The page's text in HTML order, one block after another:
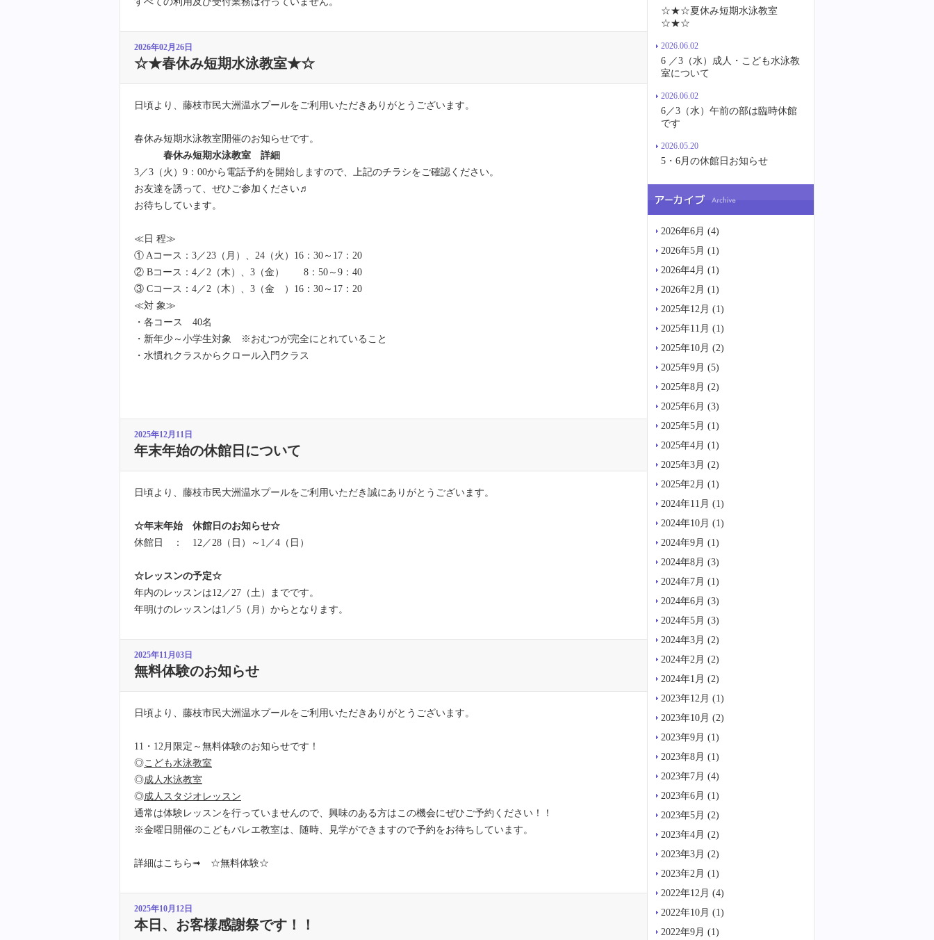
2026年02月26日
☆★春休み短期水泳教室★☆
日頃より、藤枝市民大洲温水プールをご利用いただきありがとうございます。
春休み短期水泳教室開催のお知らせです。
春休み短期水泳教室 詳細
3／3（火）9：00から電話予約を開始しますので、上記のチラシをご確認ください。
お友達を誘って、ぜひご参加ください♬
お待ちしています。
≪日 程≫
① Aコース：3／23（月）、24（火）16：30～17：20
② Bコース：4／2（木）、3（金） 8：50～9：40
③ Cコース：4／2（木）、3（金 ）16：30～17：20
≪対 象≫
・各コース 40名
・新年少～小学生対象 ※おむつが完全にとれていること
・水慣れクラスからクロール入門クラス
2025年12月11日
年末年始の休館日について
日頃より、藤枝市民大洲温水プールをご利用いただき誠にありがとうございます。
☆年末年始 休館日のお知らせ☆
休館日 ： 12／28（日）～1／4（日）
☆レッスンの予定☆
年内のレッスンは12／27（土）までです。
年明けのレッスンは1／5（月）からとなります。
2025年11月03日
無料体験のお知らせ
日頃より、藤枝市民大洲温水プールをご利用いただきありがとうございます。
11・12月限定～無料体験のお知らせです！
◎こども水泳教室
◎成人水泳教室
◎成人スタジオレッスン
通常は体験レッスンを行っていませんので、興味のある方はこの機会にぜひご予約ください！！
※金曜日開催のこどもバレエ教室は、随時、見学ができますので予約をお待ちしています。
詳細はこちら➟ ☆無料体験☆
2025年10月12日
本日、お客様感謝祭です！！
☆★☆夏休み短期水泳教室
☆★☆
2026.06.02
6 ／3（水）成人・こども水泳教
室について
2026.06.02
6／3（水）午前の部は臨時休館
です
2026.05.20
5・6月の休館日お知らせ
2026年6月 (4)
2026年5月 (1)
2026年4月 (1)
2026年2月 (1)
2025年12月 (1)
2025年11月 (1)
2025年10月 (2)
2025年9月 (5)
2025年8月 (2)
2025年6月 (3)
2025年5月 (1)
2025年4月 (1)
2025年3月 (2)
2025年2月 (1)
2024年11月 (1)
2024年10月 (1)
2024年9月 (1)
2024年8月 (3)
2024年7月 (1)
2024年6月 (3)
2024年5月 (3)
2024年3月 (2)
2024年2月 (2)
2024年1月 (2)
2023年12月 (1)
2023年10月 (2)
2023年9月 (1)
2023年8月 (1)
2023年7月 (4)
2023年6月 (1)
2023年5月 (2)
2023年4月 (2)
2023年3月 (2)
2023年2月 (1)
2022年12月 (4)
2022年10月 (1)
2022年9月 (1)